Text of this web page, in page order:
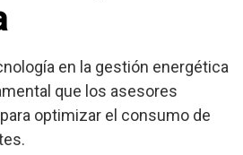
en la gestión energética
que los asesores
optimizar el consumo de